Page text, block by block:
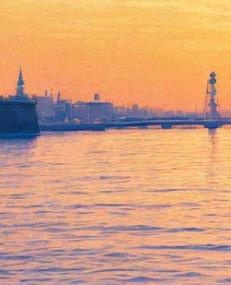
Театра Наций